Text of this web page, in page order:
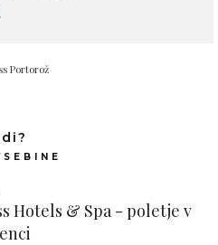
Portorož
Hotels & Spa - poletje v